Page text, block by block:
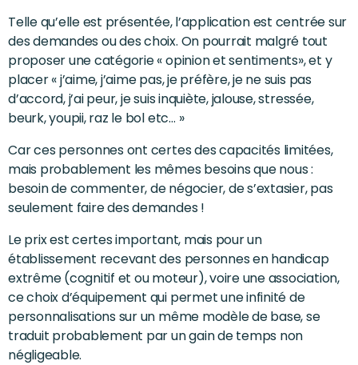
Telle qu’elle est présentée, l’application est centrée sur
des demandes ou des choix. On pourrait malgré tout
proposer une catégorie « opinion et sentiments», et y
placer « j’aime, j’aime pas, je préfère, je ne suis pas
d’accord, j’ai peur, je suis inquiète, jalouse, stressée,
beurk, youpii, raz le bol etc… »
Car ces personnes ont certes des capacités limitées,
mais probablement les mêmes besoins que nous :
besoin de commenter, de négocier, de s’extasier, pas
seulement faire des demandes !
Le prix est certes important, mais pour un
établissement recevant des personnes en handicap
extrême (cognitif et ou moteur), voire une association,
ce choix d’équipement qui permet une infinité de
personnalisations sur un même modèle de base, se
traduit probablement par un gain de temps non
négligeable.